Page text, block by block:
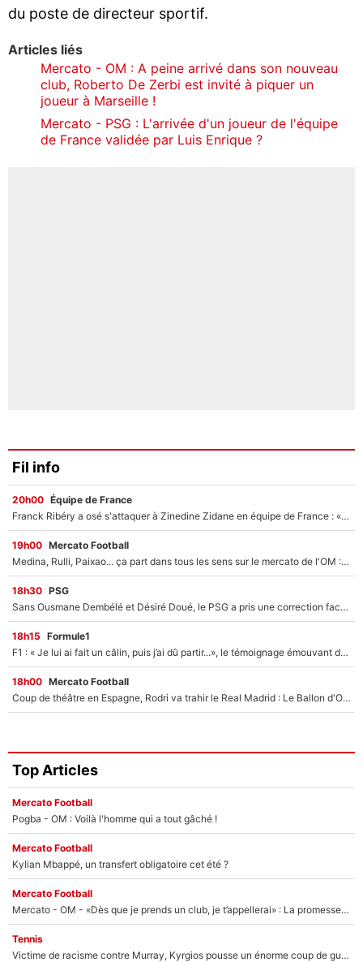
du poste de directeur sportif.
Articles liés
Mercato - OM : A peine arrivé dans son nouveau
club, Roberto De Zerbi est invité à piquer un
joueur à Marseille !
Mercato - PSG : L'arrivée d'un joueur de l'équipe
de France validée par Luis Enrique ?
Fil info
20h00 Équipe de France
Franck Ribéry a osé s'attaquer à Zinedine Zidane en équipe de France : «Je n'aurais jamais fait ça»
19h00 Mercato Football
Medina, Rulli, Paixao... ça part dans tous les sens sur le mercato de l'OM : Frank McCourt va enfin récupérer l'argent qu'il attend ?
18h30 PSG
Sans Ousmane Dembélé et Désiré Doué, le PSG a pris une correction face à Majorque : Luis Enrique attend avec impatience des renforts !
18h15 Formule1
F1 : « Je lui ai fait un câlin, puis j’ai dû partir...», le témoignage émouvant de Max Verstappen sur sa fille
18h00 Mercato Football
Coup de théâtre en Espagne, Rodri va trahir le Real Madrid : Le Ballon d'Or a choisi de signer au FC Barcelone !
Top Articles
Mercato Football
Pogba - OM : Voilà l'homme qui a tout gâché !
Mercato Football
Kylian Mbappé, un transfert obligatoire cet été ?
Mercato Football
Mercato - OM - «Dès que je prends un club, je t’appellerai» : La promesse de Marcelino au moment de claquer la porte
Tennis
Victime de racisme contre Murray, Kyrgios pousse un énorme coup de gueule !